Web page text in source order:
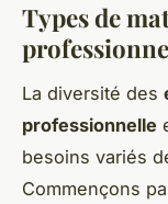
Types de
La diversité des
professionnelle
besoins variés
Commençons